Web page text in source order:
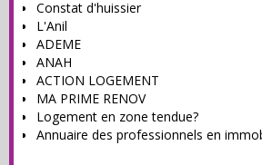
Constat d'huissier
L'Anil
ADEME
ANAH
ACTION LOGEMENT
MA PRIME RENOV
Logement en zone tendue?
Annuaire des professionnels en